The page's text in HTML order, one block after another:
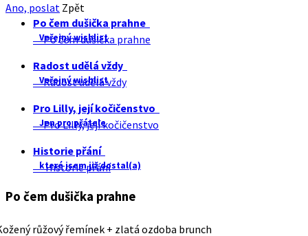
Ano, poslat Zpět
Po čem dušička prahne
Veřejný wishlist
Po čem dušička prahne
Radost udělá vždy
Veřejný wishlist
Radost udělá vždy
Pro Lilly, její kočičenstvo
Jen pro přátele
Pro Lilly, její kočičenstvo
Historie přání
které jsem již dostal(a)
Historie přání
Po čem dušička prahne